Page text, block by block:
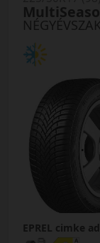
EPREL cimke